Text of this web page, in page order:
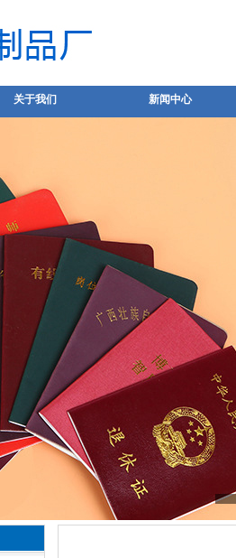
关于我们 新闻中心